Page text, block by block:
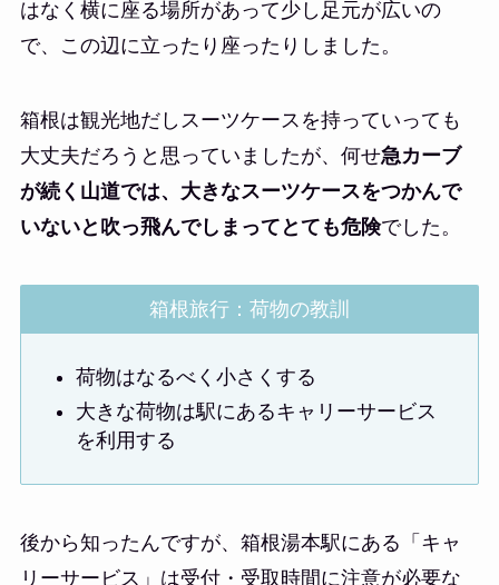
はなく横に座る場所があって少し足元が広いの
で、この辺に立ったり座ったりしました。
箱根は観光地だしスーツケースを持っていっても
大丈夫だろうと思っていましたが、何せ急カーブ
が続く山道では、大きなスーツケースをつかんで
いないと吹っ飛んでしまってとても危険でした。
箱根旅行：荷物の教訓
荷物はなるべく小さくする
大きな荷物は駅にあるキャリーサービス
を利用する
後から知ったんですが、箱根湯本駅にある「キャ
リーサービス」は受付・受取時間に注意が必要な